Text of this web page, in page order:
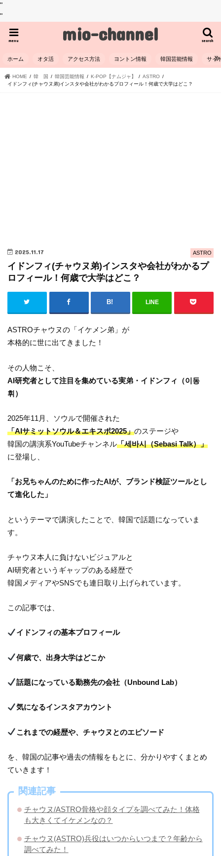
"
"
mio-channel search
menu
ホーム オタ活 アクセス方法 ヨントン情報 韓国芸能情報 サイ
HOME 韓 国 韓国芸能情報 K-POP【ナムジャ】
ASTRO
イドンフィ(チャウヌ弟)インスタや会社がわかるプロフィール！何歳で大学はどこ？
ASTRO
2025.11.17
イドンフィ(チャウヌ弟)インスタや会社がわかるプ
ロフィール！何歳で大学はどこ？
LINE
ASTROチャウヌの「イケメン弟」が
本格的に世に出てきました！
その人物こそ、
AI研究者として注目を集めている実弟・イドンフィ（이동
휘）
2025年11月、ソウルで開催された
「AIサミットソウル＆エキスポ2025」のステージや
韓国の講演系YouTubeチャンネル「세바시（Sebasi Talk）」
に登場し、
「お兄ちゃんのために作ったAIが、ブランド検証ツールとし
て進化した」
というテーマで講演したことで、韓国で話題になっていま
す。
チャウヌ本人に負けないビジュアルと
AI研究者というギャップのある経歴で
韓国メディアやSNSでも連日取り上げられています。
この記事では、
イドンフィの基本プロフィール
何歳で、出身大学はどこか
話題になっている勤務先の会社（Unbound Lab）
気になるインスタアカウント
これまでの経歴や、チャウヌとのエピソード
を、韓国の記事や過去の情報をもとに、分かりやすくまとめ
ていきます！
関連記事
チャウヌ/ASTRO骨格や顔タイプを調べてみた！体格
も大きくてイケメンなの？
チャウヌ(ASTRO)兵役はいつからいつまで？年齢から
調べてみた！